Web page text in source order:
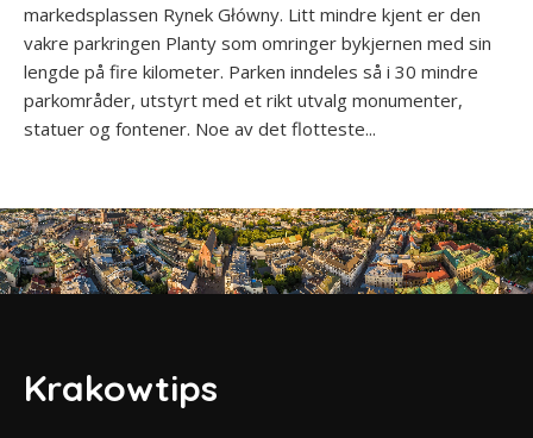
markedsplassen Rynek Główny. Litt mindre kjent er den
vakre parkringen Planty som omringer bykjernen med sin
lengde på fire kilometer. Parken inndeles så i 30 mindre
parkområder, utstyrt med et rikt utvalg monumenter,
statuer og fontener. Noe av det flotteste...
Krakowtips